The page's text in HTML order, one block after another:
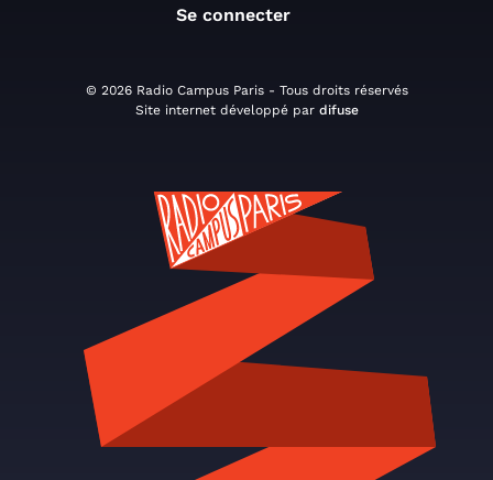
Se connecter
© 2026 Radio Campus Paris - Tous droits réservés
Site internet développé par difuse